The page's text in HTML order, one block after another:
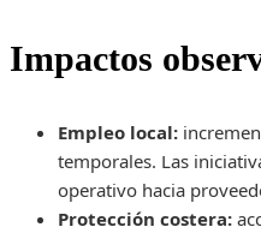
Impactos
Empleo local:
temporales. Las
operativo hacia
Protección costera: